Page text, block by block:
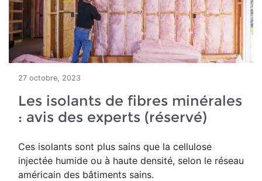
27 octobre, 2023
Les isolants de fibres minérales
: avis des experts (réservé)
Ces isolants sont plus sains que la cellulose
injectée humide ou à haute densité, selon le réseau
américain des bâtiments sains.